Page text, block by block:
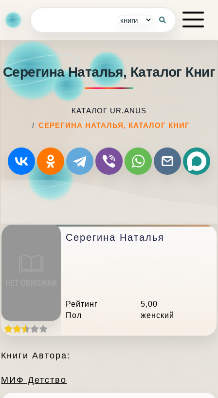
Серегина Наталья, Каталог Книг
КАТАЛОГ UR.ANUS
СЕРЕГИНА НАТАЛЬЯ, КАТАЛОГ КНИГ
Серегина Наталья
Рейтинг
5,00
Пол
женский
Книги Автора:
МИФ Детство